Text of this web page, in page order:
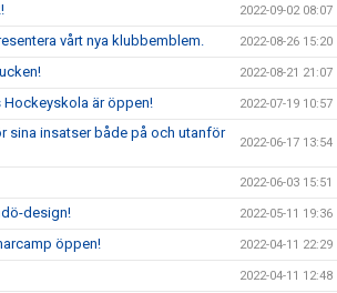
2022-09-02 08:07
vårt nya klubbemblem. 2022-08-26 15:20
2022-08-21 21:07
Hockeyskola är öppen! 2022-07-19 10:57
sina insatser både på och utanför
2022-06-17 13:54
2022-06-03 15:51
design! 2022-05-11 19:36
öppen! 2022-04-11 22:29
2022-04-11 12:48